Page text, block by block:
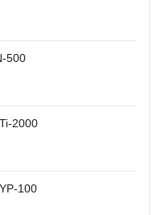
500
2000
100